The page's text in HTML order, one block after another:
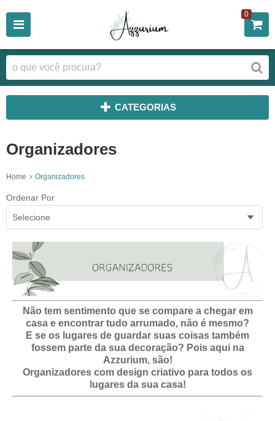
0
CATEGORIAS
Organizadores
Home Organizadores
Ordenar Por
Selecione
Não tem sentimento que se compare a chegar em
casa e encontrar tudo arrumado, não é mesmo?
E se os lugares de guardar suas coisas também
fossem parte da sua decoração? Pois aqui na
Azzurium, são!
Organizadores com design criativo para todos os
lugares da sua casa!